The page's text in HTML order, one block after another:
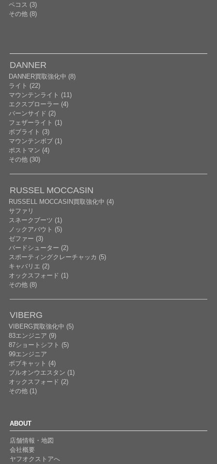
ペコス (3)
その他 (8)
DANNER
DANNER買取強化中 (8)
ライト (22)
マウンテンライト (11)
エクスプローラー (4)
バーンサイド (2)
フェザーライト (1)
ボブライト (3)
マウンテンボブ (1)
ポストマン (4)
その他 (30)
RUSSEL MOCCASIN
RUSSELL MOCCASIN買取強化中 (4)
サファリ
スネークブーツ (1)
ノックアバウト (5)
ゼファー (3)
バードシューター (2)
スポーティングクレーチャッカ (5)
キャバリエ (2)
オックスフォード (1)
その他 (8)
VIBERG
VIBERG買取強化中 (5)
83エンジニア (9)
87ショートシフト (5)
99エンジニア
ボブキャット (4)
プルオンウエスタン (1)
オックスフォード (2)
その他 (1)
ABOUT
店舗情報・地図
会社概要
ヤフオクストアへ